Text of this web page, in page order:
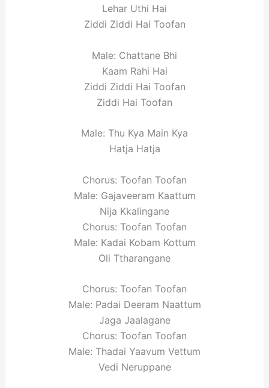
Lehar Uthi Hai
Ziddi Ziddi Hai Toofan
Male: Chattane Bhi
Kaam Rahi Hai
Ziddi Ziddi Hai Toofan
Ziddi Hai Toofan
Male: Thu Kya Main Kya
Hatja Hatja
Chorus: Toofan Toofan
Male: Gajaveeram Kaattum
Nija Kkalingane
Chorus: Toofan Toofan
Male: Kadai Kobam Kottum
Oli Ttharangane
Chorus: Toofan Toofan
Male: Padai Deeram Naattum
Jaga Jaalagane
Chorus: Toofan Toofan
Male: Thadai Yaavum Vettum
Vedi Neruppane